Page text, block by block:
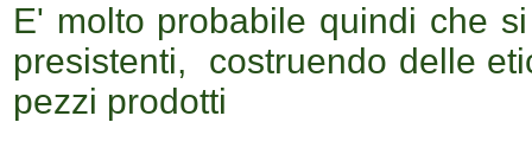
E' molto probabile quindi che
presistenti, costruendo delle
pezzi prodotti